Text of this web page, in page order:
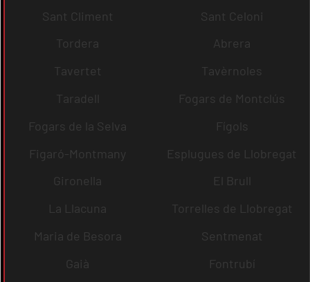
Sant Climent
Sant Celoni
Tordera
Abrera
Tavertet
Tavèrnoles
Taradell
Fogars de Montclús
Fogars de la Selva
Fígols
Figaró-Montmany
Esplugues de Llobregat
Gironella
El Brull
La Llacuna
Torrelles de Llobregat
Maria de Besora
Sentmenat
Gaià
Fontrubí